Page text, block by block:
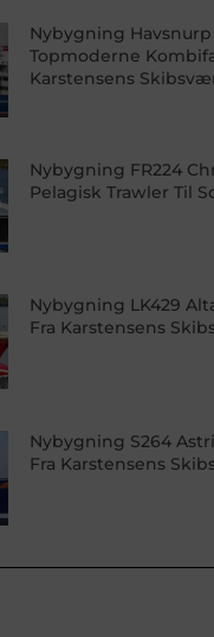
Nybygning Havsnurp
Topmoderne
Karstensens
Nybygning FR224
Pelagisk Trawler Til
Nybygning LK429
Fra Karstensens
Nybygning S264
Fra Karstensens